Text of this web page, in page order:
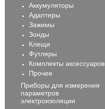
Аккумуляторы
Адаптеры
Зажимы
Зонды
Клещи
Футляры
Комплекты аксессуаров
Прочее
Приборы для измерения
параметров
электроизоляции